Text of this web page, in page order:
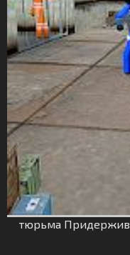
тюрьма